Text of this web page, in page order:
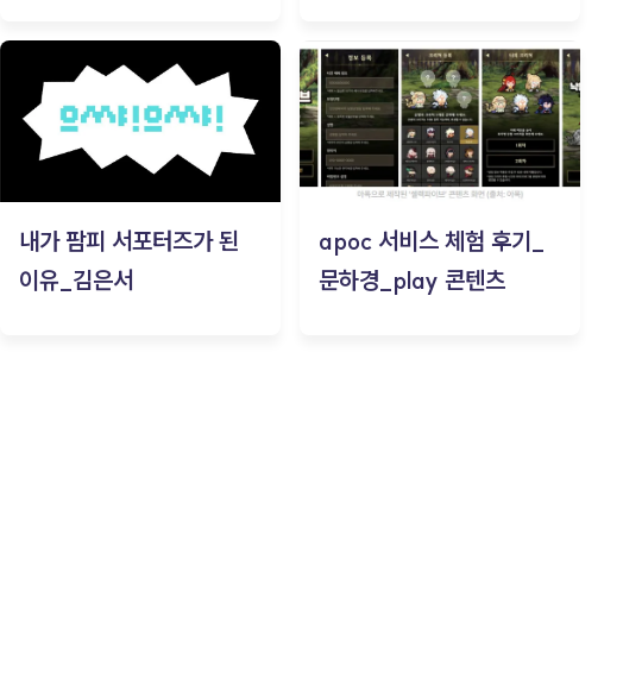
내가 팜피 서포터즈가 된
이유_김은서
apoc 서비스 체험 후기_
문하경_play 콘텐츠